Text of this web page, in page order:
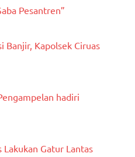
Pesantren”
Banjir, Kapolsek Ciruas
hadiri
Lakukan Gatur Lantas